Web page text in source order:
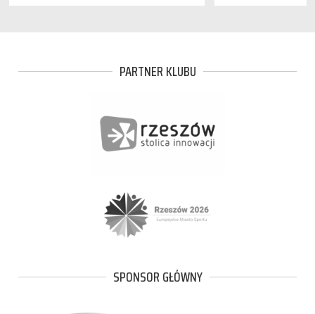
PARTNER KLUBU
SPONSOR GŁÓWNY